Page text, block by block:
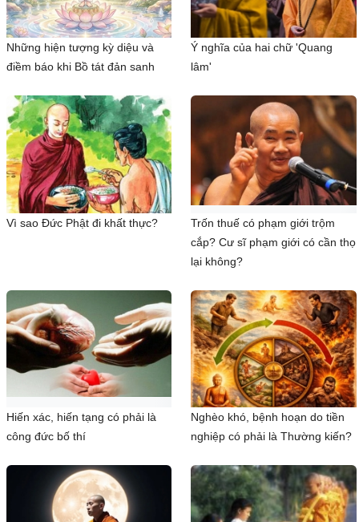
Những hiện tượng kỳ diệu và
điềm báo khi Bồ tát đản sanh
Ý nghĩa của hai chữ 'Quang
lâm'
Vì sao Đức Phật đi khất thực?
Trốn thuế có phạm giới trộm
cắp? Cư sĩ phạm giới có cần thọ
lại không?
Hiến xác, hiến tạng có phải là
công đức bố thí
Nghèo khó, bệnh hoạn do tiền
nghiệp có phải là Thường kiến?